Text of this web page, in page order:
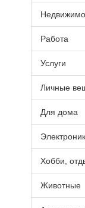
Работа
Услуги
Личные
Для дома
Хобби,
Животные